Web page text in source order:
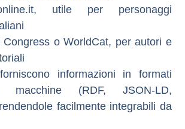
, utile per personaggi
Congress oWorldCat, per autori e
informazioni in formati
macchine (RDF, JSON-LD,
facilmente integrabili da